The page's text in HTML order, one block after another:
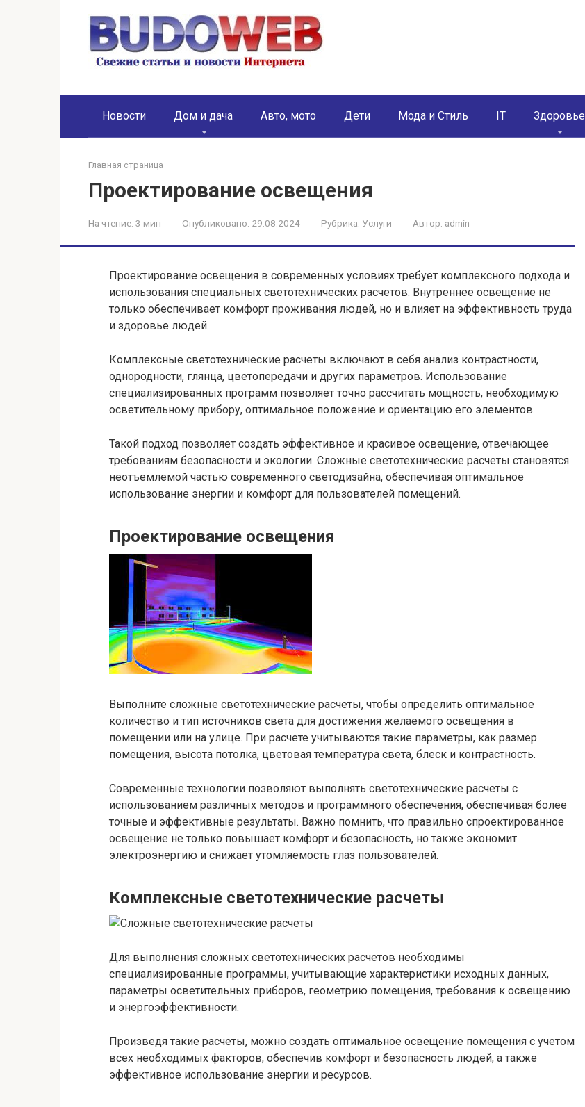
Новости Дом и дача Авто, мото Дети Мода и Стиль IT Здоровье
Главная страница
Проектирование освещения
На чтение: 3 мин Опубликовано: 29.08.2024 Рубрика: Услуги Автор: admin
Проектирование освещения в современных условиях требует комплексного подхода и
использования специальных светотехнических расчетов. Внутреннее освещение не
только обеспечивает комфорт проживания людей, но и влияет на эффективность труда
и здоровье людей.
Комплексные светотехнические расчеты включают в себя анализ контрастности,
однородности, глянца, цветопередачи и других параметров. Использование
специализированных программ позволяет точно рассчитать мощность, необходимую
осветительному прибору, оптимальное положение и ориентацию его элементов.
Такой подход позволяет создать эффективное и красивое освещение, отвечающее
требованиям безопасности и экологии. Сложные светотехнические расчеты становятся
неотъемлемой частью современного светодизайна, обеспечивая оптимальное
использование энергии и комфорт для пользователей помещений.
Проектирование освещения
Выполните сложные светотехнические расчеты, чтобы определить оптимальное
количество и тип источников света для достижения желаемого освещения в
помещении или на улице. При расчете учитываются такие параметры, как размер
помещения, высота потолка, цветовая температура света, блеск и контрастность.
Современные технологии позволяют выполнять светотехнические расчеты с
использованием различных методов и программного обеспечения, обеспечивая более
точные и эффективные результаты. Важно помнить, что правильно спроектированное
освещение не только повышает комфорт и безопасность, но также экономит
электроэнергию и снижает утомляемость глаз пользователей.
Комплексные светотехнические расчеты
Для выполнения сложных светотехнических расчетов необходимы
специализированные программы, учитывающие характеристики исходных данных,
параметры осветительных приборов, геометрию помещения, требования к освещению
и энергоэффективности.
Произведя такие расчеты, можно создать оптимальное освещение помещения с учетом
всех необходимых факторов, обеспечив комфорт и безопасность людей, а также
эффективное использование энергии и ресурсов.